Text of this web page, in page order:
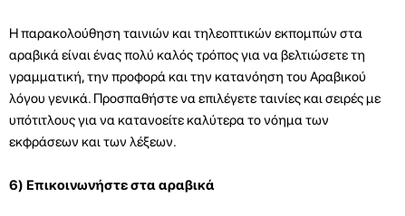
Η παρακολούθηση ταινιών και τηλεοπτικών εκπομπών στα
αραβικά είναι ένας πολύ καλός τρόπος για να βελτιώσετε τη
γραμματική, την προφορά και την κατανόηση του Αραβικού
λόγου γενικά. Προσπαθήστε να επιλέγετε ταινίες και σειρές με
υπότιτλους για να κατανοείτε καλύτερα το νόημα των
εκφράσεων και των λέξεων.
6) Επικοινωνήστε στα αραβικά